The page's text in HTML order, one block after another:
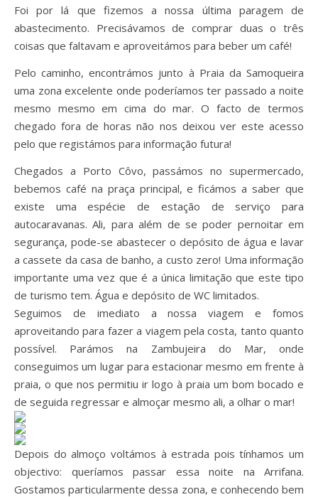
Foi por lá que fizemos a nossa última paragem de
abastecimento. Precisávamos de comprar duas o três
coisas que faltavam e aproveitámos para beber um café!
Pelo caminho, encontrámos junto à Praia da Samoqueira
uma zona excelente onde poderíamos ter passado a noite
mesmo mesmo em cima do mar. O facto de termos
chegado fora de horas não nos deixou ver este acesso
pelo que registámos para informação futura!
Chegados a Porto Côvo, passámos no supermercado,
bebemos café na praça principal, e ficámos a saber que
existe uma espécie de estação de serviço para
autocaravanas. Ali, para além de se poder pernoitar em
segurança, pode-se abastecer o depósito de água e lavar
a cassete da casa de banho, a custo zero! Uma informação
importante uma vez que é a única limitação que este tipo
de turismo tem. Água e depósito de WC limitados.
Seguimos de imediato a nossa viagem e fomos
aproveitando para fazer a viagem pela costa, tanto quanto
possível. Parámos na Zambujeira do Mar, onde
conseguimos um lugar para estacionar mesmo em frente à
praia, o que nos permitiu ir logo à praia um bom bocado e
de seguida regressar e almoçar mesmo ali, a olhar o mar!
Depois do almoço voltámos à estrada pois tínhamos um
objectivo: queríamos passar essa noite na Arrifana.
Gostamos particularmente dessa zona, e conhecendo bem